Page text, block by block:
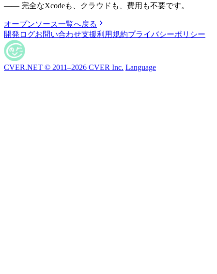
—— 完全なXcodeも、クラウドも、費用も不要です。
オープンソース一覧へ戻る
開発ログお問い合わせ支援利用規約プライバシーポリシー
CVER.NET © 2011–2026 CVER Inc. Language